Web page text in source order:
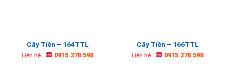
Cây Tiền – 164TTL
Liên hệ 0915.278.598
Cây Tiền – 166TTL
Liên hệ 0915.278.598